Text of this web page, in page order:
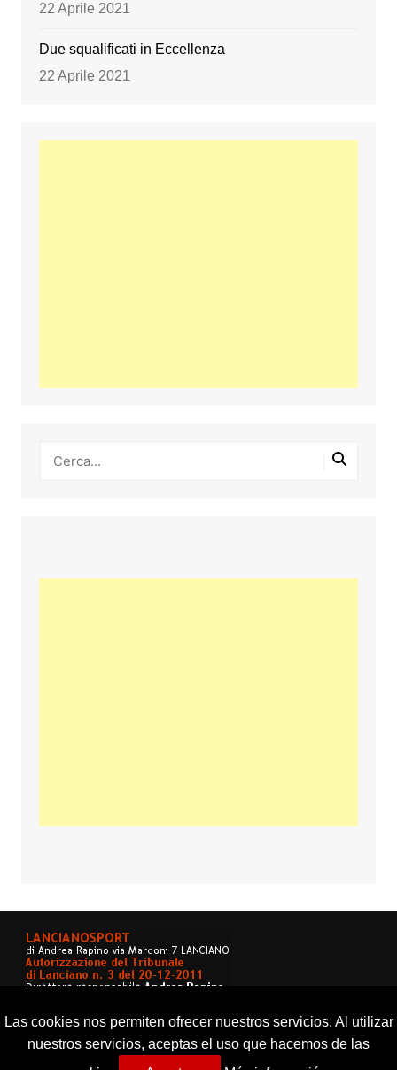
22 Aprile 2021
Due squalificati in Eccellenza
22 Aprile 2021
Las cookies nos permiten ofrecer nuestros servicios. Al utilizar
nuestros servicios, aceptas el uso que hacemos de las